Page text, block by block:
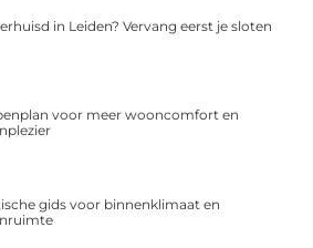
in Leiden? Vervang eerst je sloten
voor meer wooncomfort en
gids voor binnenklimaat en